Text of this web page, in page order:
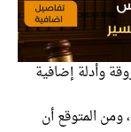
إضافية
أن